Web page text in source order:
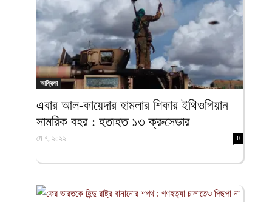
আফ্রিকা
এবার আল-কায়েদার হামলার শিকার ইথিওপিয়ান
সামরিক বহর : হতাহত ১৩ ক্রুসেডার
মে ৭, ২০২২ 0